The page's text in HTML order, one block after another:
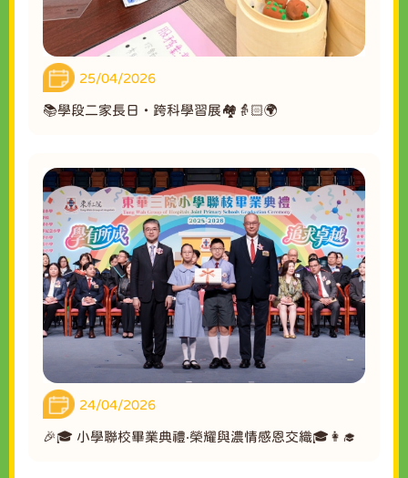
25/04/2026
📚學段二家長日・跨科學習展🏘️👵🏻🌍
24/04/2026
🎉🎓 小學聯校畢業典禮‧榮耀與濃情感恩交織🎓👩‍🎓